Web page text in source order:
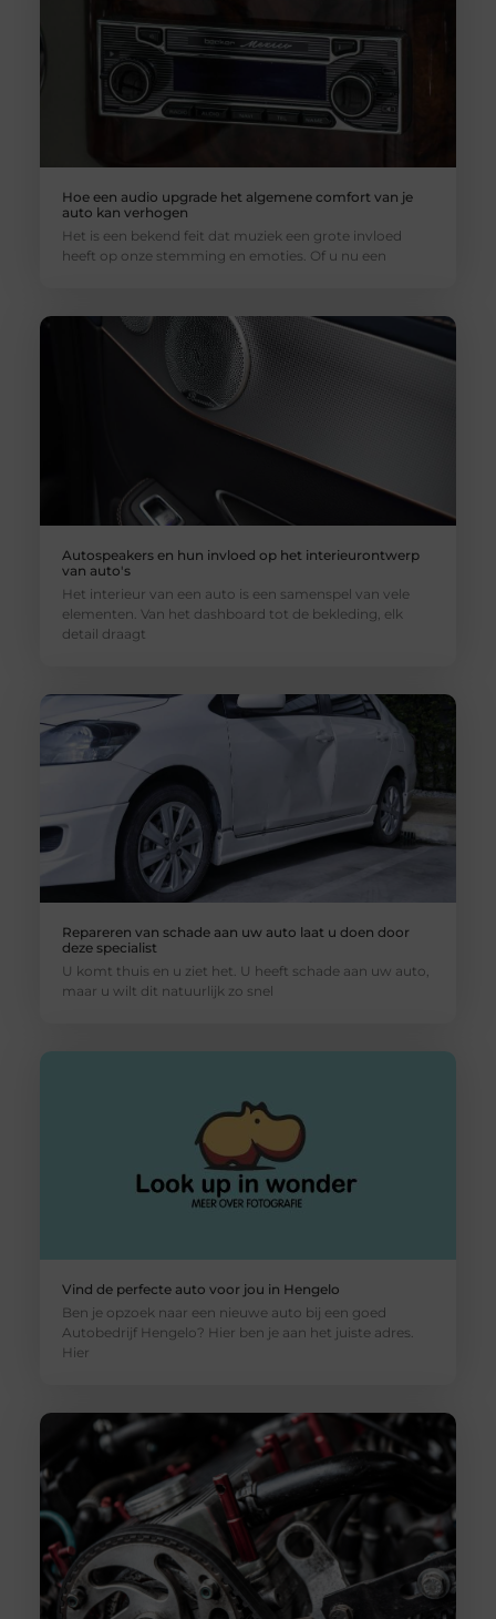
Hoe een audio upgrade het algemene comfort van je
auto kan verhogen
Het is een bekend feit dat muziek een grote invloed
heeft op onze stemming en emoties. Of u nu een
Autospeakers en hun invloed op het interieurontwerp
van auto's
Het interieur van een auto is een samenspel van vele
elementen. Van het dashboard tot de bekleding, elk
detail draagt
Repareren van schade aan uw auto laat u doen door
deze specialist
U komt thuis en u ziet het. U heeft schade aan uw auto,
maar u wilt dit natuurlijk zo snel
Vind de perfecte auto voor jou in Hengelo
Ben je opzoek naar een nieuwe auto bij een goed
Autobedrijf Hengelo? Hier ben je aan het juiste adres.
Hier